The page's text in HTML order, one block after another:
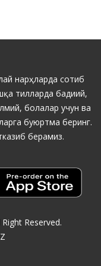
нарҳларда сотиб
тилларда бадиий,
болалар учун ва
буюртма беринг.
берамиз.
Right Reserved.